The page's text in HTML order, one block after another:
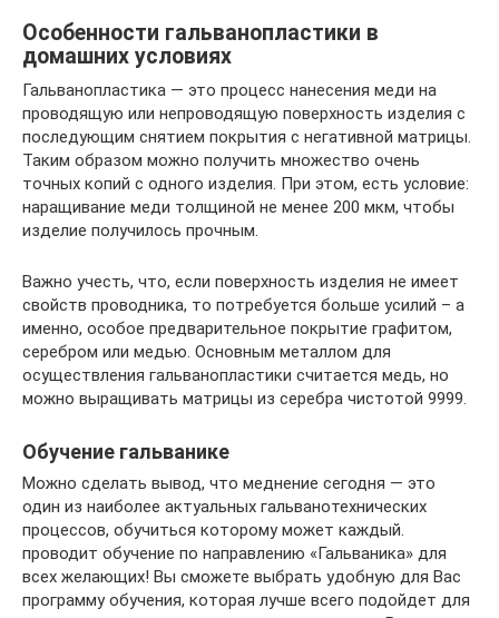
Особенности гальванопластики в
домашних условиях
Гальванопластика — это процесс нанесения меди на
проводящую или непроводящую поверхность изделия с
последующим снятием покрытия с негативной матрицы.
Таким образом можно получить множество очень
точных копий с одного изделия. При этом, есть условие:
наращивание меди толщиной не менее 200 мкм, чтобы
изделие получилось прочным.
Важно учесть, что, если поверхность изделия не имеет
свойств проводника, то потребуется больше усилий – а
именно, особое предварительное покрытие графитом,
серебром или медью. Основным металлом для
осуществления гальванопластики считается медь, но
можно выращивать матрицы из серебра чистотой 9999.
Обучение гальванике
Можно сделать вывод, что меднение сегодня — это
один из наиболее актуальных гальванотехнических
процессов, обучиться которому может каждый.
проводит обучение по направлению «Гальваника» для
всех желающих! Вы сможете выбрать удобную для Вас
программу обучения, которая лучше всего подойдет для